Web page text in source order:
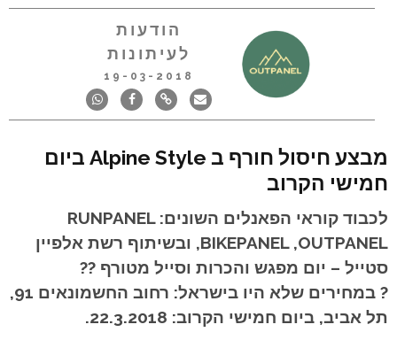
הודעות
לעיתונות
19-03-2018
מבצע חיסול חורף ב Alpine Style ביום
חמישי הקרוב
לכבוד קוראי הפאנלים השונים: RUNPANEL
,BIKEPANEL ,OUTPANEL ובשיתוף רשת אלפיין
סטייל – יום מפגש והכרות וסייל מטורף ?
?
?
במחירים שלא היו בישראל: רחוב החשמונאים 91,
תל אביב, ביום חמישי הקרוב: 22.3.2018.